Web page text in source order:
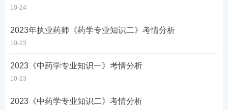
10-24
2023年执业药师《药学专业知识二》考情分析
10-23
2023《中药学专业知识一》考情分析
10-23
2023《中药学专业知识二》考情分析